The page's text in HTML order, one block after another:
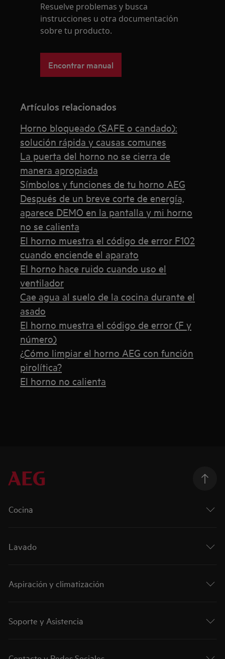
Resuelve problemas y busca
instrucciones u otra documentación
sobre tu producto.
Encontrar manual
Artículos relacionados
Horno bloqueado (SAFE o candado):
solución rápida y causas comunes
La puerta del horno no se cierra de
manera apropiada
Símbolos y funciones de tu horno AEG
Después de un breve corte de energía,
aparece DEMO en la pantalla y mi horno
no se calienta
El horno muestra el código de error F102
cuando enciende el aparato
El horno hace ruido cuando uso el
ventilador
Cae agua al suelo de la cocina durante el
asado
El horno muestra el código de error (F y
número)
¿Cómo limpiar el horno AEG con función
pirolítica?
El horno no calienta
Cocina
Lavado
Aspiración y climatización
Soporte y Asistencia